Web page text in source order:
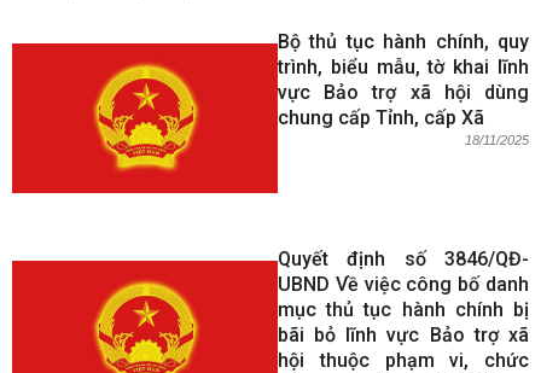
Bộ thủ tục hành chính, quy
trình, biểu mẫu, tờ khai lĩnh
vực Bảo trợ xã hội dùng
chung cấp Tỉnh, cấp Xã
18/11/2025
Quyết định số 3846/QĐ-
UBND Về việc công bố danh
mục thủ tục hành chính bị
bãi bỏ lĩnh vực Bảo trợ xã
hội thuộc phạm vi, chức